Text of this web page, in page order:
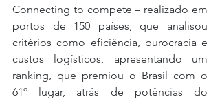
Connecting to compete – realizado em
portos de 150 países, que analisou
critérios como eficiência, burocracia e
custos logísticos, apresentando um
ranking, que premiou o Brasil com o
61º lugar, atrás de potências do